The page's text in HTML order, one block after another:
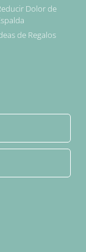
Dolor de
de Regalos